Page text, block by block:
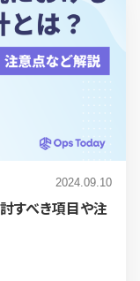
2024.09.10
すべき項目や注